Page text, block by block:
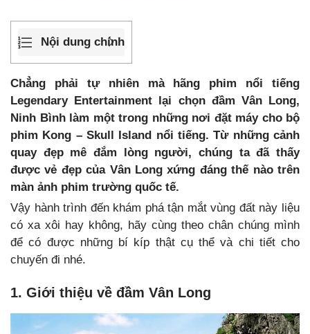
Nội dung chính
Chẳng phải tự nhiên mà hãng phim nổi tiếng
Legendary Entertainment lại chọn đầm Vân Long,
Ninh Bình làm một trong những nơi đặt máy cho bộ
phim Kong – Skull Island nổi tiếng. Từ những cảnh
quay đẹp mê đắm lòng người, chúng ta đã thấy
được vẻ đẹp của Vân Long xứng đáng thế nào trên
màn ảnh phim trường quốc tế.
Vậy hành trình đến khám phá tận mắt vùng đất này liệu
có xa xôi hay không, hãy cùng theo chân chúng mình
để có được những bí kíp thật cụ thể và chi tiết cho
chuyến đi nhé.
1. Giới thiệu về đầm Vân Long